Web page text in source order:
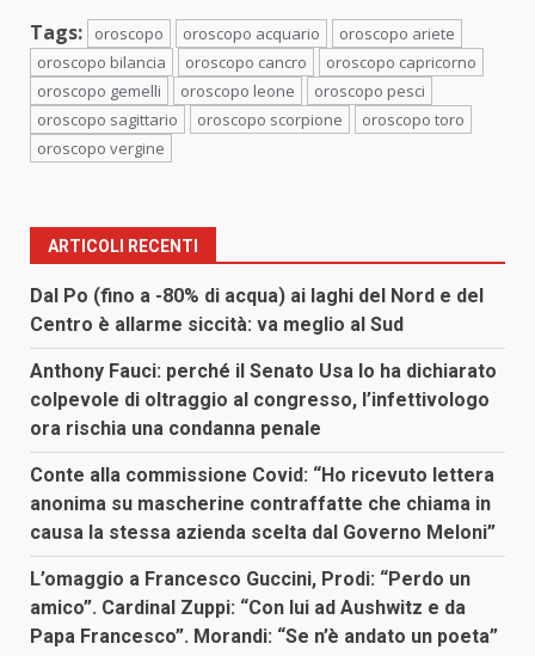
Tags: oroscopo oroscopo acquario
oroscopo ariete
oroscopo bilancia
oroscopo cancro
oroscopo capricorno
oroscopo gemelli
oroscopo leone
oroscopo pesci
oroscopo sagittario
oroscopo scorpione
oroscopo toro
oroscopo vergine
ARTICOLI RECENTI
Dal Po (fino a -80% di acqua) ai laghi del Nord e del
Centro è allarme siccità: va meglio al Sud
Anthony Fauci: perché il Senato Usa lo ha dichiarato
colpevole di oltraggio al congresso, l’infettivologo
ora rischia una condanna penale
Conte alla commissione Covid: “Ho ricevuto lettera
anonima su mascherine contraffatte che chiama in
causa la stessa azienda scelta dal Governo Meloni”
L’omaggio a Francesco Guccini, Prodi: “Perdo un
amico”. Cardinal Zuppi: “Con lui ad Aushwitz e da
Papa Francesco”. Morandi: “Se n’è andato un poeta”